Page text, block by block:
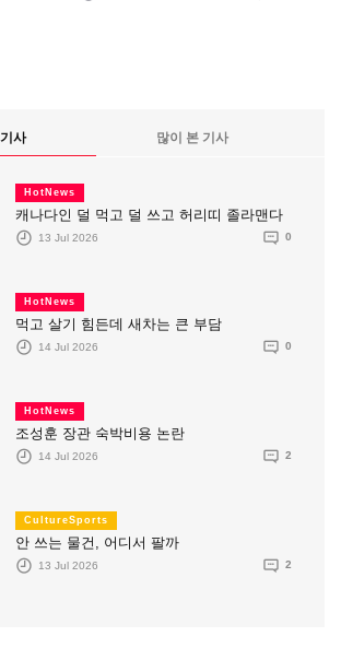
사 많이 본 기사
HotNews
캐나다인 덜 먹고 덜 쓰고 허리띠 졸라맨다
13 Jul 2026 0
HotNews
먹고 살기 힘든데 새차는 큰 부담
14 Jul 2026 0
HotNews
조성훈 장관 숙박비용 논란
14 Jul 2026 2
CultureSports
안 쓰는 물건, 어디서 팔까
13 Jul 2026 2